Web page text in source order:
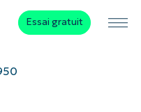
Essai gratuit